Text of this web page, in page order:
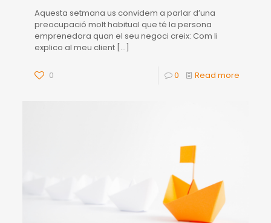
Aquesta setmana us convidem a parlar d’una
preocupació molt habitual que té la persona
emprenedora quan el seu negoci creix: Com li
explico al meu client[…]
0 0 Read more